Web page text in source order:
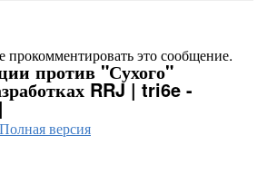
это сообщение.
против "Сухого"
RRJ | tri6e -
Полная версия